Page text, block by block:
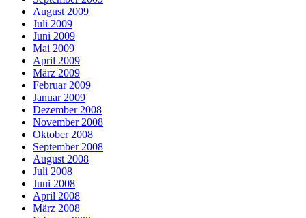
August 2009
Juli 2009
Juni 2009
Mai 2009
April 2009
März 2009
Februar 2009
Januar 2009
Dezember 2008
November 2008
Oktober 2008
September 2008
August 2008
Juli 2008
Juni 2008
April 2008
März 2008